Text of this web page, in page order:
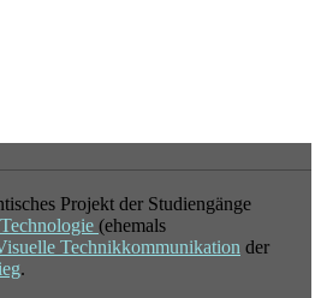
Projekt der Studiengänge
(ehemals
Technikkommunikation der
.